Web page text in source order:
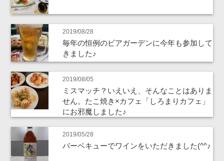
2019/08/28
毎年の恒例のビアガーデンに今年も参加して
きました♪
2019/08/05
ミスマッチ？いえいえ、そんなことはありま
せん。たこ焼き×カフェ「しろまりカフェ」
にお邪魔しました♪
2019/05/28
バーベキューでワインをいただきました(^^♪